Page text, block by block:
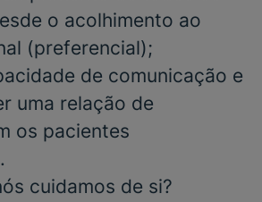
o acolhimento ao
(preferencial);
de comunicação e
uma relação de
os pacientes
.
cuidamos de si?